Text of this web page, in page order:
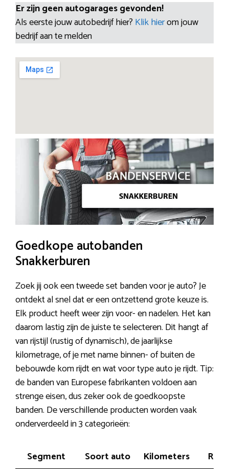
Er zijn geen autogarages gevonden!
Als eerste jouw autobedrijf hier? Klik hierom jouw
bedrijf aan te melden
Goedkope autobanden
Snakkerburen
Zoek jij ook een tweede set banden voor je auto? Je
ontdekt al snel dat er een ontzettend grote keuze is.
Elk product heeft weer zijn voor- en nadelen. Het kan
daarom lastig zijn de juiste te selecteren. Dit hangt af
van rijstijl (rustig of dynamisch), de jaarlijkse
kilometrage, of je met name binnen- of buiten de
bebouwde kom rijdt en wat voor type auto je rijdt. Tip:
de banden van Europese fabrikanten voldoen aan
strenge eisen, dus zeker ook de goedkoopste
banden. De verschillende producten worden vaak
onderverdeeld in 3 categorieën:
Segment Soort auto Kilometers